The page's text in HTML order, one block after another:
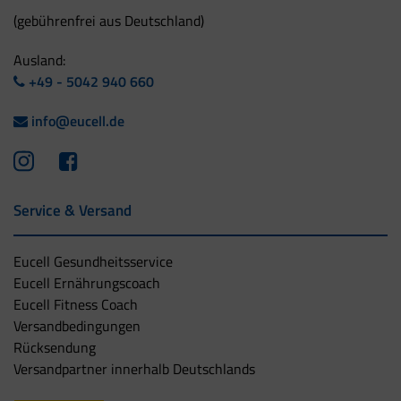
(gebührenfrei aus Deutschland)
Ausland:
+49 - 5042 940 660
info@eucell.de
Service & Versand
Eucell Gesundheitsservice
Eucell Ernährungscoach
Eucell Fitness Coach
Versandbedingungen
Rücksendung
Versandpartner innerhalb Deutschlands